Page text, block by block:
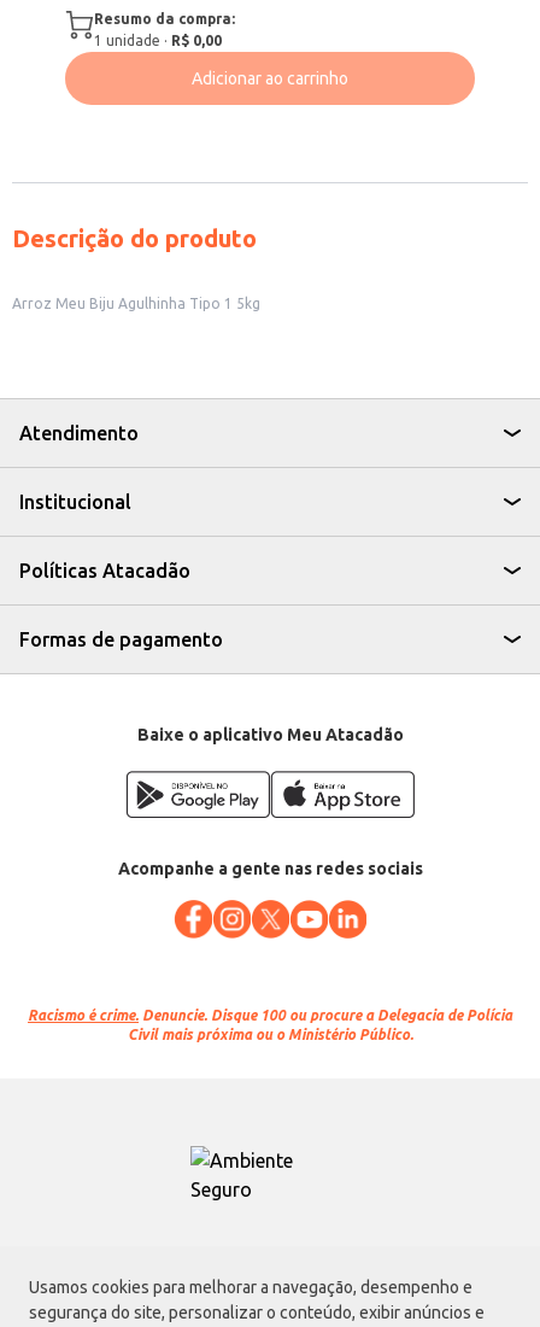
Usamos cookies para melhorar a navegação, desempenho e
segurança do site, personalizar o conteúdo, exibir anúncios e
Resumo da compra:
1 unidade · R$ 0,00
Adicionar ao carrinho
Descrição do produto
Arroz Meu Biju Agulhinha Tipo 1 5kg
Atendimento
Institucional
Políticas Atacadão
Formas de pagamento
Baixe o aplicativo Meu Atacadão
Acompanhe a gente nas redes sociais
Racismo é crime. Denuncie. Disque 100 ou procure a Delegacia de Polícia
Civil mais próxima ou o Ministério Público.
Atacadão S.A.
Avenida Morvan Dias de Figueiredo, 6169, Vila Maria, São Paulo - SP | CEP
02170-901 | CNPJ: 75.315.333/0001-09